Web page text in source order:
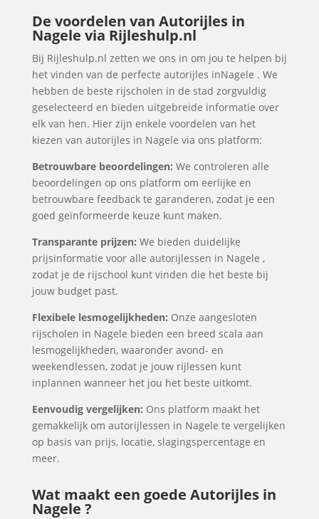
De voordelen van Autorijles in
Nagele via Rijleshulp.nl
Bij Rijleshulp.nl zetten we ons in om jou te helpen bij
het vinden van de perfecte autorijles inNagele . We
hebben de beste rijscholen in de stad zorgvuldig
geselecteerd en bieden uitgebreide informatie over
elk van hen. Hier zijn enkele voordelen van het
kiezen van autorijles in Nagele via ons platform:
Betrouwbare beoordelingen: We controleren alle
beoordelingen op ons platform om eerlijke en
betrouwbare feedback te garanderen, zodat je een
goed geïnformeerde keuze kunt maken.
Transparante prijzen: We bieden duidelijke
prijsinformatie voor alle autorijlessen in Nagele ,
zodat je de rijschool kunt vinden die het beste bij
jouw budget past.
Flexibele lesmogelijkheden: Onze aangesloten
rijscholen in Nagele bieden een breed scala aan
lesmogelijkheden, waaronder avond- en
weekendlessen, zodat je jouw rijlessen kunt
inplannen wanneer het jou het beste uitkomt.
Eenvoudig vergelijken: Ons platform maakt het
gemakkelijk om autorijlessen in Nagele te vergelijken
op basis van prijs, locatie, slagingspercentage en
meer.
Wat maakt een goede Autorijles in
Nagele ?